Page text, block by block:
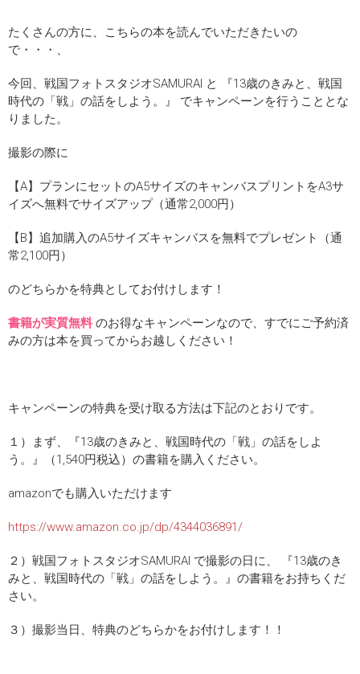
たくさんの方に、こちらの本を読んでいただきたいの
で・・・、
今回、戦国フォトスタジオSAMURAI と 『13歳のきみと、戦国
時代の「戦」の話をしよう。』 でキャンペーンを行うこととな
りました。
撮影の際に
【A】プランにセットのA5サイズのキャンバスプリントをA3サ
イズへ無料でサイズアップ（通常2,000円）
【B】追加購入のA5サイズキャンバスを無料でプレゼント（通
常2,100円）
のどちらかを特典としてお付けします！
書籍が実質無料 のお得なキャンペーンなので、すでにご予約済
みの方は本を買ってからお越しください！
キャンペーンの特典を受け取る方法は下記のとおりです。
１）まず、『13歳のきみと、戦国時代の「戦」の話をしよ
う。』（1,540円税込）の書籍を購入ください。
amazonでも購入いただけます
https://www.amazon.co.jp/dp/4344036891/
２）戦国フォトスタジオSAMURAI で撮影の日に、 『13歳のき
みと、戦国時代の「戦」の話をしよう。』の書籍をお持ちくだ
さい。
３）撮影当日、特典のどちらかをお付けします！！